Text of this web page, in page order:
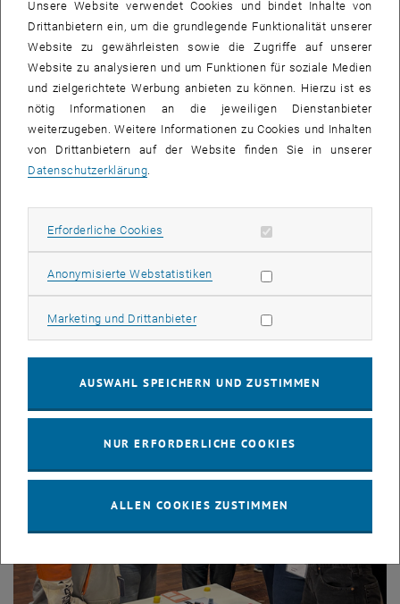
30. April 2026
Die traditionsreiche Kooperation mit der TU Brünn führte
Studierende von 27.-29. April 2026 in die tschechisch-
Unsere Website verwendet Cookies und bindet Inhalte von
Drittanbietern ein, um die grundlegende Funktionalität unserer
Website zu gewährleisten sowie die Zugriffe auf unserer
Website zu analysieren und um Funktionen für soziale Medien
und zielgerichtete Werbung anbieten zu können. Hierzu ist es
nötig Informationen an die jeweiligen Dienstanbieter
weiterzugeben. Weitere Informationen zu Cookies und Inhalten
von Drittanbietern auf der Website finden Sie in unserer
Datenschutzerklärung.
Erforderliche Cookies Erforderliche Cookies zulassen
Anonymisierte WebstatistikenStatistik Cookies zulassen
Marketing und DrittanbieterMarketing Cookies zulassen
AUSWAHL SPEICHERN UND ZUSTIMMEN
NUR ERFORDERLICHE COOKIES
ALLEN COOKIES ZUSTIMMEN